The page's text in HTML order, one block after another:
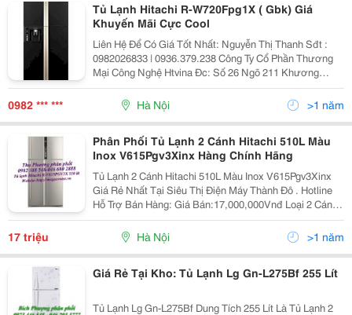
Tủ Lạnh Hitachi R-W720Fpg1X ( Gbk) Giá
Khuyến Mãi Cực Cool
Liên Hệ Để Có Giá Tốt Nhất: Nguyễn Thị Thanh Sđt :
0982026833 | 0936.379.238 Công Ty Cổ Phần Thương
Mại Công Nghệ Htvina Đc: Số 26 Ngõ 211 Khương
Trung &Ndash; Thanh Xuân &Ndash; Hà Nội Yahoo
:Nguyenthanh6685 Website: Http://Sieuthiht.com
0982 *** *** Hà Nội >1 năm
Phân Phối Tủ Lạnh 2 Cánh Hitachi 510L Màu
Inox V615Pgv3Xinx Hàng Chính Hãng
Tủ Lạnh 2 Cánh Hitachi 510L Màu Inox V615Pgv3Xinx
Giá Rẻ Nhất Tại Siêu Thị Điện Máy Thành Đô . Hotline
Hỗ Trợ Bán Hàng: Giá Bán:17,000,000Vnđ Loại 2 Cánh
Ngăn Đông Trên Màu Inox Model V615Pgv3X(Inx) Số
Lượng Cánh T
17 triệu Hà Nội >1 năm
Giá Rẻ Tại Kho: Tủ Lạnh Lg Gn-L275Bf 255 Lít
Tủ Lạnh Lg Gn-L275Bf Dung Tích 255 Lít Là Tủ Lạnh 2